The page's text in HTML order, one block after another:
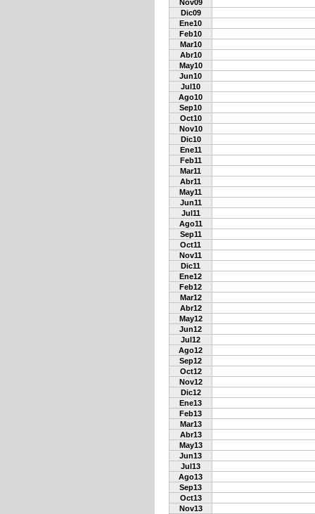
Nov09
Dic09
Ene10
Feb10
Mar10
Abr10
May10
Jun10
Jul10
Ago10
Sep10
Oct10
Nov10
Dic10
Ene11
Feb11
Mar11
Abr11
May11
Jun11
Jul11
Ago11
Sep11
Oct11
Nov11
Dic11
Ene12
Feb12
Mar12
Abr12
May12
Jun12
Jul12
Ago12
Sep12
Oct12
Nov12
Dic12
Ene13
Feb13
Mar13
Abr13
May13
Jun13
Jul13
Ago13
Sep13
Oct13
Nov13